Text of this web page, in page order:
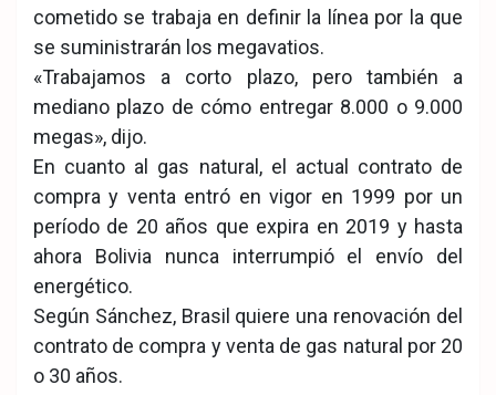
cometido se trabaja en definir la línea por la que
se suministrarán los megavatios.
«Trabajamos a corto plazo, pero también a
mediano plazo de cómo entregar 8.000 o 9.000
megas», dijo.
En cuanto al gas natural, el actual contrato de
compra y venta entró en vigor en 1999 por un
período de 20 años que expira en 2019 y hasta
ahora Bolivia nunca interrumpió el envío del
energético.
Según Sánchez, Brasil quiere una renovación del
contrato de compra y venta de gas natural por 20
o 30 años.